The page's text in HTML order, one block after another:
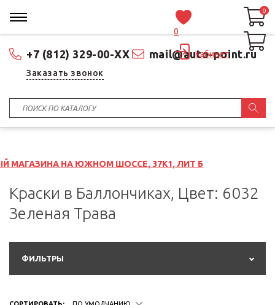
+7 (812) 329-00-XX mail@auto-point.ru
Заказать звонок
0
Кабинет
0
0
НА ЮЖНОМ ШОССЕ, 37К1, ЛИТ Б
Краски в Баллончиках, Цвет: 6032
Зеленая Трава
ФИЛЬТРЫ